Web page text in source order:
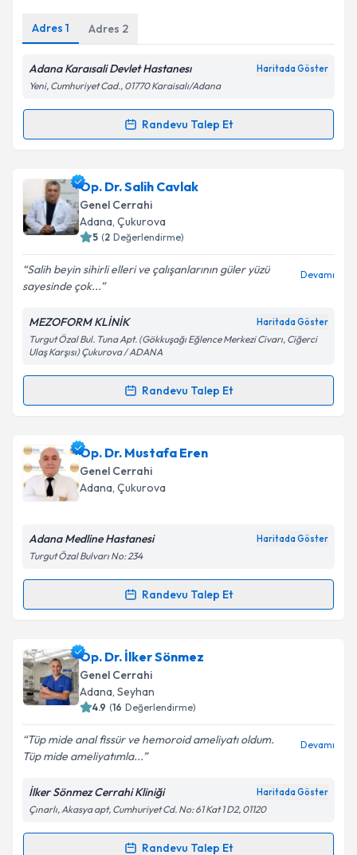
Kişisel verilerimin işlenmesine ilişkin
Metni'ni okudum ve kişisel verilerimin belirtilen
kapsamda işlenmesini kabul ediyorum.
Takvim Talebini Gönder
Adres 1 Adres 2
Adana Karaısali Devlet Hastanesı Haritada Göster
Yeni, Cumhuriyet Cad., 01770 Karaisalı/Adana
Randevu Talep Et
Randevu Takvimi Talebi
Uzm. Dr. Evren Kenan Ortaç
talebi oluşturun. Size bu uzmandan randevu almanız
için bir takvim hazırlandığında e-posta ile
bilgilendireceğiz.
E-posta Adresiniz
Kişisel verilerimin işlenmesine ilişkinAydınlatma
Metni'ni okudum ve kişisel verilerimin belirtilen
kapsamda işlenmesini kabul ediyorum.
Op. Dr. Salih Cavlak
Genel Cerrahi
Adana, Çukurova
5 (2 Değerlendirme)
Salih beyin sihirli elleri ve çalışanlarının güler yüzü
sayesinde çok...
Devamı
MEZOFORM KLİNİK Haritada Göster
Turgut Özal Bul. Tuna Apt. (Gökkuşağı Eğlence Merkezi Civarı, Ciğerci
Ulaş Karşısı) Çukurova / ADANA
Randevu Talep Et
Randevu Takvimi Talebi
Op. Dr. Salih Cavlakiçin randevu takvimi talebi
oluşturun. Size bu uzmandan randevu almanız için bir
takvim hazırlandığında e-posta ile bilgilendireceğiz.
Kişisel verilerimin işlenmesine ilişkin
Metni'ni okudum ve kişisel verilerimin belirtilen
Takvim Talebini Gönder
Op. Dr. Mustafa Eren
Genel Cerrahi
Adana, Çukurova
Adana Medline Hastanesi Haritada Göster
Turgut Özal Bulvarı No: 234
Randevu Talep Et
Randevu Takvimi Talebi
Op. Dr. Mustafa Ereniçin randevu takvimi talebi
oluşturun. Size bu uzmandan randevu almanız için bir
takvim hazırlandığında e-posta ile bilgilendireceğiz.
Kişisel verilerimin işlenmesine ilişkin
Aydınlatma
Metni'ni okudum ve kişisel verilerimin belirtilen
kapsamda işlenmesini kabul ediyorum.
Op. Dr. İlker Sönmez
Genel Cerrahi
Adana, Seyhan
4.9 (16 Değerlendirme)
Tüp mide anal fissür ve hemoroid ameliyatı oldum.
Tüp mide ameliyatımla...
Devamı
İlker Sönmez Cerrahi Kliniği Haritada Göster
Çınarlı, Akasya apt, Cumhuriyet Cd. No: 61 Kat 1 D2, 01120
Randevu Talep Et